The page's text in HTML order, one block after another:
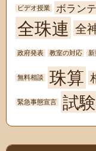
ビデオ授業 ボラン
全珠連 全
政府発表 教室の対応
無料相談 珠算
緊急事態宣言 試験